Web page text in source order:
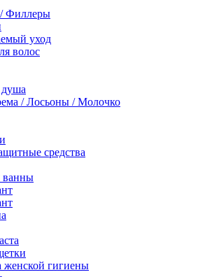
Филлеры
уход
волос
душа
/ Лосьоны / Молочко
средства
ванны
женской гигиены